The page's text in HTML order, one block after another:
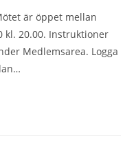
är öppet mellan
kl. 20.00. Instruktioner
Medlemsarea. Logga